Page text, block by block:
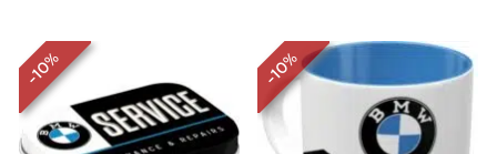
-
10
%
-
10
%